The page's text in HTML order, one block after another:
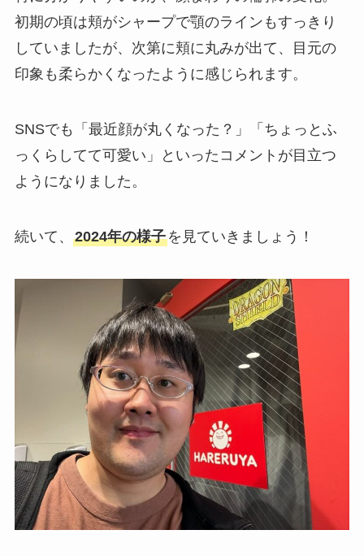
初期の頃は頬がシャープで顎のラインもすっきり
していましたが、次第に頬に丸みが出て、目元の
印象も柔らかくなったように感じられます。
SNSでも「最近顔が丸くなった？」「ちょっとふ
っくらしてて可愛い」といったコメントが目立つ
ようになりました。
続いて、 2024年の様子を見ていきましょう！